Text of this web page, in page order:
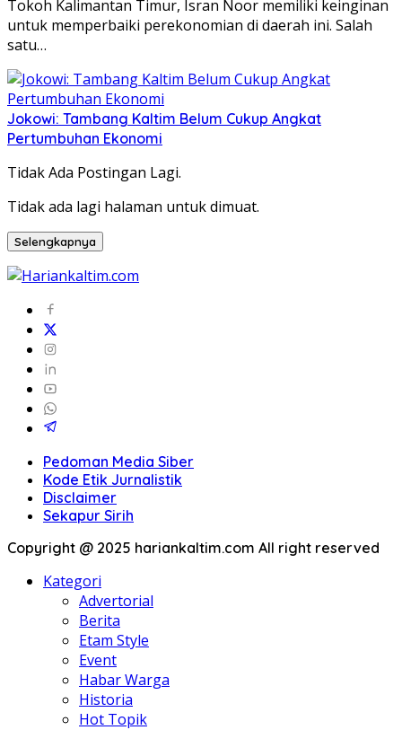
Tokoh Kalimantan Timur, Isran Noor memiliki keinginan
untuk memperbaiki perekonomian di daerah ini. Salah
satu…
Jokowi: Tambang Kaltim Belum Cukup Angkat
Pertumbuhan Ekonomi
Tidak Ada Postingan Lagi.
Tidak ada lagi halaman untuk dimuat.
Selengkapnya
Pedoman Media Siber
Kode Etik Jurnalistik
Disclaimer
Sekapur Sirih
Copyright @ 2025 hariankaltim.com All right reserved
Kategori
Advertorial
Berita
Etam Style
Event
Habar Warga
Historia
Hot Topik